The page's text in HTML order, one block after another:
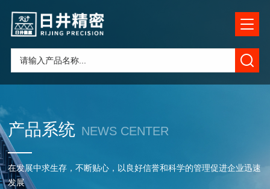
产品系统 NEWS CENTER
在发展中求生存，不断贴心，以良好信誉和科学的管理促进企业迅速
发展